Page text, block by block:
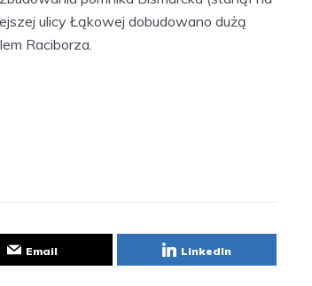
ulicy Łąkowej dobudowano dużą
Raciborza.
Email LinkedIn